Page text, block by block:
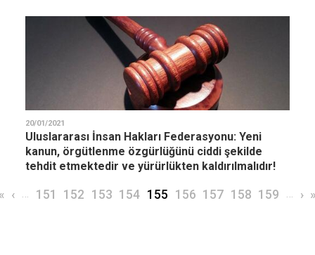
20/01/2021
Uluslararası İnsan Hakları Federasyonu: Yeni
kanun, örgütlenme özgürlüğünü ciddi şekilde
tehdit etmektedir ve yürürlükten kaldırılmalıdır!
Sayfalama
sayfa
Önceki sayfa
‹ … Page
151 Page
152 Page
153 Page
154 Şu an kullanılan sayfa
155 Page
156 Page
157 Page
158 Page
159 … ›